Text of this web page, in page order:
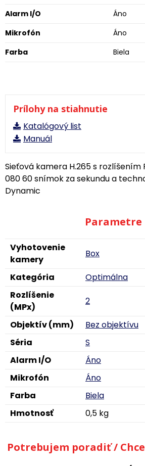
Alarm I/O
Áno
Mikrofón
Áno
Farba
Biela
Prílohy na stiahnutie
Katalógový list
Manuál
Sieťová kamera H.265 s rozlíšením
080 60 snímok za sekundu a
Dynamic
Parametre
Vyhotovenie
kamery
Box
Kategória
Optimálna
Rozlíšenie
(MPx)
2
Objektív (mm)
Bez objektívu
Séria
S
Alarm I/O
Áno
Mikrofón
Áno
Farba
Biela
Hmotnosť
0,5 kg
Potrebujem poradiť /